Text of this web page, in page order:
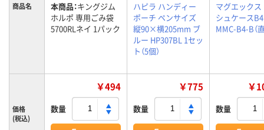
商品名 本商品：キングジム
ホルポ 専用ごみ袋
5700RLネイ 1パック
ハピラ ハンディー
ポーチ ペンサイズ
縦90×横205mm ブ
ルー HP307BL 1セッ
ト（5個）
マグエックス
シュケース
MMC-B4-B（
価格
(税込)
￥494
数量
￥775
数量
￥
数量